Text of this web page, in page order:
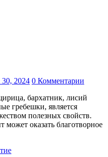
2024 0 Комментарии
гребешки, является
полезных свойств.
может оказать благотворное